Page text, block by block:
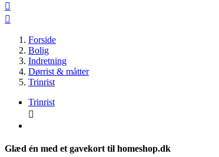


Forside
Bolig
Indretning
Dørrist & måtter
Trinrist
Trinrist

Glæd én med et gavekort til homeshop.dk